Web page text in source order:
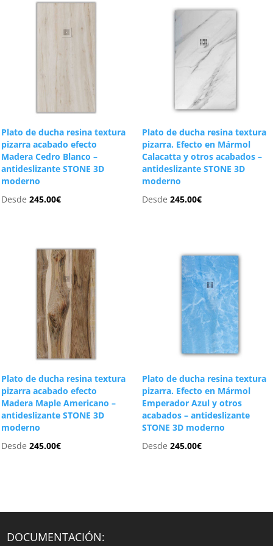
Plato de ducha resina textura
pizarra acabado efecto
Madera Cedro Blanco –
antideslizante STONE 3D
moderno
Desde245.00€
Plato de ducha resina textura
pizarra. Efecto en Mármol
Calacatta y otros acabados –
antideslizante STONE 3D
moderno
Desde 245.00€
Plato de ducha resina textura
pizarra acabado efecto
Madera Maple Americano –
antideslizante STONE 3D
moderno
Desde245.00€
Plato de ducha resina textura
pizarra. Efecto en Mármol
Emperador Azul y otros
acabados – antideslizante
STONE 3D moderno
Desde 245.00€
DOCUMENTACIÓN: